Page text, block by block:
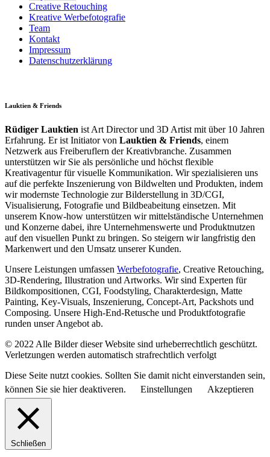
Creative Retouching
Kreative Werbefotografie
Team
Kontakt
Impressum
Datenschutzerklärung
Lauktien & Friends
Rüdiger Lauktien ist Art Director und 3D Artist mit über 10 Jahren
Erfahrung. Er ist Initiator von Lauktien & Friends, einem
Netzwerk aus Freiberuflern der Kreativbranche. Zusammen
unterstützen wir Sie als persönliche und höchst flexible
Kreativagentur für visuelle Kommunikation. Wir spezialisieren uns
auf die perfekte Inszenierung von Bildwelten und Produkten, indem
wir modernste Technologie zur Bilderstellung in 3D/CGI,
Visualisierung, Fotografie und Bildbeabeitung einsetzen. Mit
unserem Know-how unterstützen wir mittelständische Unternehmen
und Konzerne dabei, ihre Unternehmenswerte und Produktnutzen
auf den visuellen Punkt zu bringen. So steigern wir langfristig den
Markenwert und den Umsatz unserer Kunden.
Unsere Leistungen umfassen Werbefotografie, Creative Retouching,
3D-Rendering, Illustration und Artworks. Wir sind Experten für
Bildkompositionen, CGI, Foodstyling, Charakterdesign, Matte
Painting, Key-Visuals, Inszenierung, Concept-Art, Packshots und
Composing. Unsere High-End-Retusche und Produktfotografie
runden unser Angebot ab.
© 2022 Alle Bilder dieser Website sind urheberrechtlich geschützt.
Verletzungen werden automatisch strafrechtlich verfolgt
Diese Seite nutzt cookies. Sollten Sie damit nicht einverstanden sein,
können Sie sie hier deaktiveren.
Einstellungen Akzeptieren
Schließen